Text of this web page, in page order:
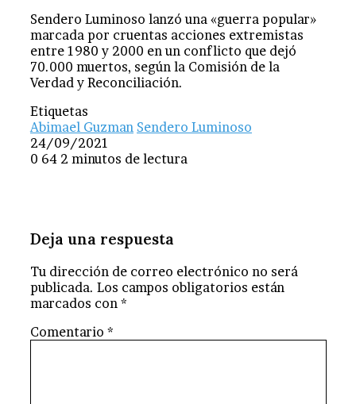
Sendero Luminoso lanzó una «guerra popular»
marcada por cruentas acciones extremistas
entre 1980 y 2000 en un conflicto que dejó
70.000 muertos, según la Comisión de la
Verdad y Reconciliación.
Etiquetas
Abimael Guzman Sendero Luminoso
24/09/2021
0 64 2 minutos de lectura
Deja una respuesta
Tu dirección de correo electrónico no será
publicada. Los campos obligatorios están
marcados con *
Comentario *